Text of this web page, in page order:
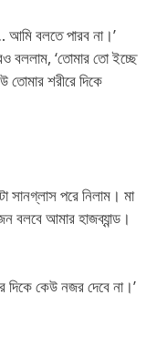
বলতে পারব না।’
বললাম, ‘তোমার তো ইচ্ছে
শরীরে দিকে
সানগ্লাস পরে নিলাম। মা
বলবে আমার হাজব্যান্ড।
কেউ নজর দেবে না।’